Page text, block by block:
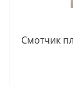
Смотчик